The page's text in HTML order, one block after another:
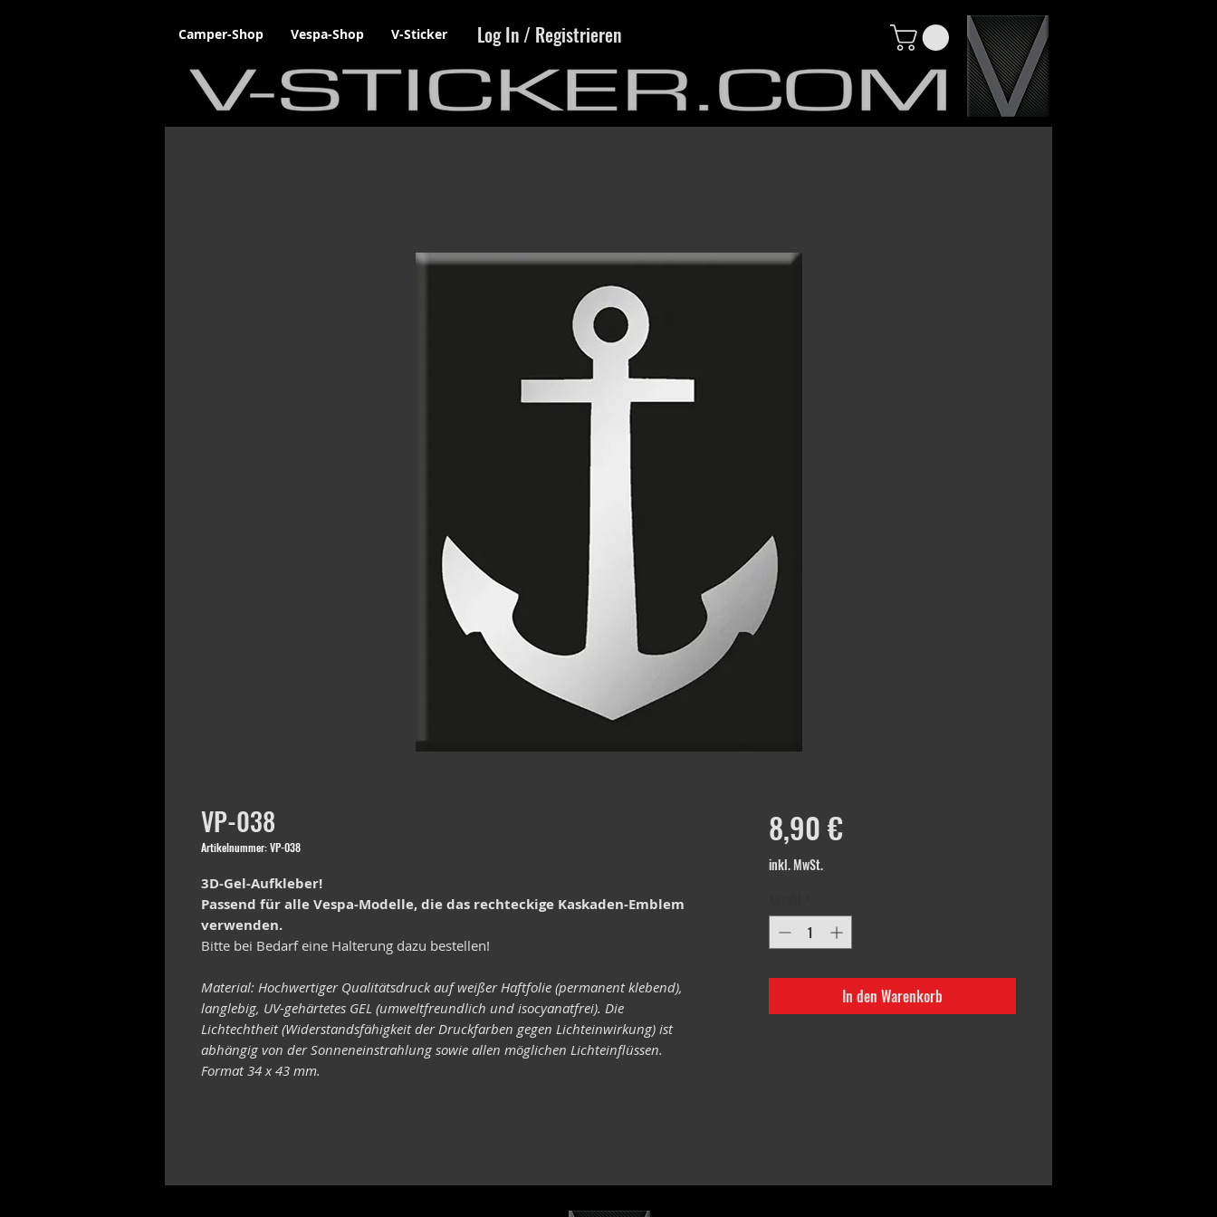
Camper-Shop Vespa-Shop V-Sticker Log In / Registrieren
VP-038
Artikelnummer: VP-038
3D-Gel-Aufkleber!
Passend für alle Vespa-Modelle, die das rechteckige Kaskaden-Emblem
verwenden.
Bitte bei Bedarf eine Halterung dazu bestellen!
Material: Hochwertiger Qualitätsdruck auf weißer Haftfolie (permanent klebend),
langlebig, UV-gehärtetes GEL (umweltfreundlich und isocyanatfrei). Die
Lichtechtheit (Widerstandsfähigkeit der Druckfarben gegen Lichteinwirkung) ist
abhängig von der Sonneneinstrahlung sowie allen möglichen Lichteinflüssen.
Format 34 x 43 mm.
8,90 €Preis
inkl. MwSt.
In den Warenkorb